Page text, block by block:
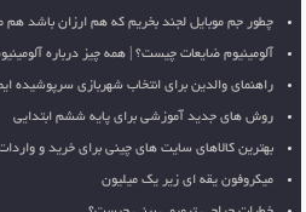
چطور جم موبایل لجند بخریم که هم ارزان باشد هم
آلومینیوم ضایعات چیست؟ | همه چیز درباره
راهنمای والدین برای انتخاب شهربازی سرپوشیده
روش های جدید آموزشی برای پایه ششم ابتدایی
بهترین کالاهای سایت های چینی برای خرید و
میکروفون یقه ای زیر یک میلیون